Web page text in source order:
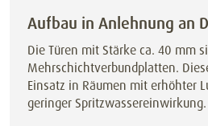
Aufbau in Anlehnung an
Die Türen mit Stärke ca. 40 mm
Mehrschichtverbundplatten.
Einsatz in Räumen miterhöhter
geringer Spritzwassereinwirkung.